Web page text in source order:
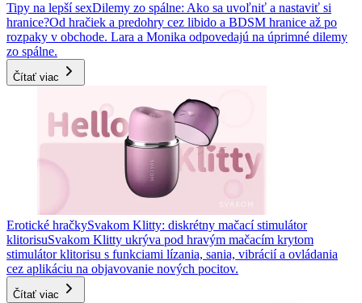
Tipy na lepší sexDilemy zo spálne: Ako sa uvoľniť a nastaviť si
hranice?Od hračiek a predohry cez libido a BDSM hranice až po
rozpaky v obchode. Lara a Monika odpovedajú na úprimné dilemy
zo spálne.
Čítať viac
Erotické hračkySvakom Klitty: diskrétny mačací stimulátor
klitorisuSvakom Klitty ukrýva pod hravým mačacím krytom
stimulátor klitorisu s funkciami lízania, sania, vibrácií a ovládania
cez aplikáciu na objavovanie nových pocitov.
Čítať viac